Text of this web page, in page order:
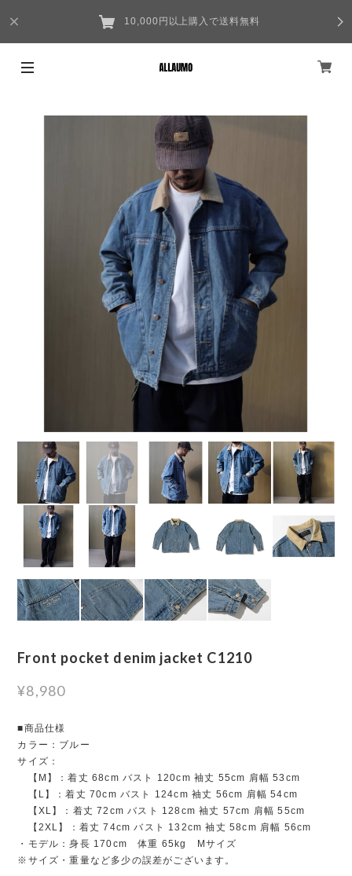
10,000円以上購入で送料無料
Front pocket denim jacket C1210
¥8,980
■商品仕様
カラー：ブルー
サイズ：
【M】：着丈 68cm バスト 120cm 袖丈 55cm 肩幅 53cm
【L】：着丈 70cm バスト 124cm 袖丈 56cm 肩幅 54cm
【XL】：着丈 72cm バスト 128cm 袖丈 57cm 肩幅 55cm
【2XL】：着丈 74cm バスト 132cm 袖丈 58cm 肩幅 56cm
・モデル：身長 170cm 体重 65kg Mサイズ
※サイズ・重量など多少の誤差がございます。